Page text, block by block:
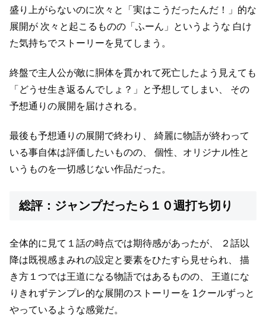
盛り上がらないのに次々と「実はこうだったんだ！」的な
展開が 次々と起こるものの「ふーん」というような 白け
た気持ちでストーリーを見てしまう。
終盤で主人公が敵に胴体を貫かれて死亡したよう見えても
「どうせ生き返るんでしょ？」と予想してしまい、
その
予想通りの展開を届けされる。
最後も予想通りの展開で終わり、
綺麗に物語が終わって
いる事自体は評価したいものの、
個性、オリジナル性と
いうものを一切感じない作品だった。
総評：ジャンプだったら１０週打ち切り
全体的に見て１話の時点では期待感があったが、
２話以
降は既視感まみれの設定と要素をひたすら見せられ、
描
き方１つでは王道になる物語ではあるものの、
王道にな
りきれずテンプレ的な展開のストーリーを 1クールずっと
やっているような感覚だ。